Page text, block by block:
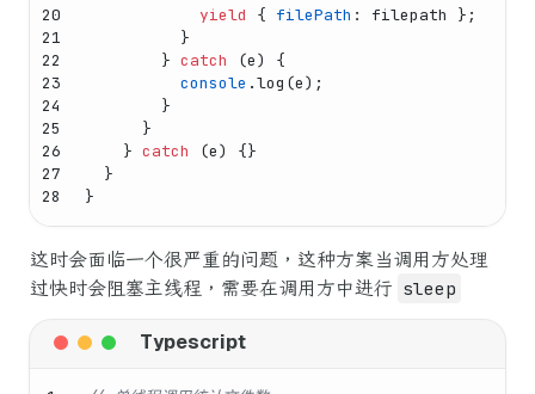
20
21
22
23
24
25
26
27
28
yield
{ filePath : filepath };
          }
        }
catch
(e) {
console .log (e);
        }
      }
    }
catch
(e) {}
  }
}
这时会面临一个很严重的问题，这种方案当调用方处理
过快时会阻塞主线程，需要在调用方中进行 sleep